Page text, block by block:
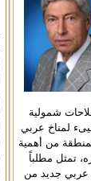
شمولية
لمناخ عربي
من أهمية
تمثل مطلباً
عربي جديد من